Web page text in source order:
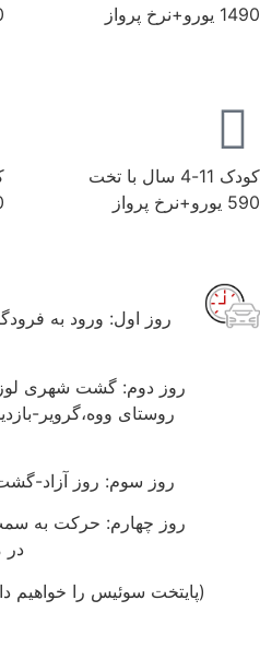
پرواز
4 سال با تخت
پرواز
روز اول: ورود به
روز دوم: گشت شهری
روستای ووه،گرویر-
روز سوم: روز آزاد-گشت
روز چهارم: حرکت به
در
(پایتخت سوئیس را خواهیم